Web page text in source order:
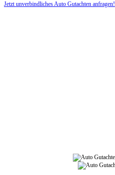
Jetzt unverbindliches Auto Gutachten anfragen!